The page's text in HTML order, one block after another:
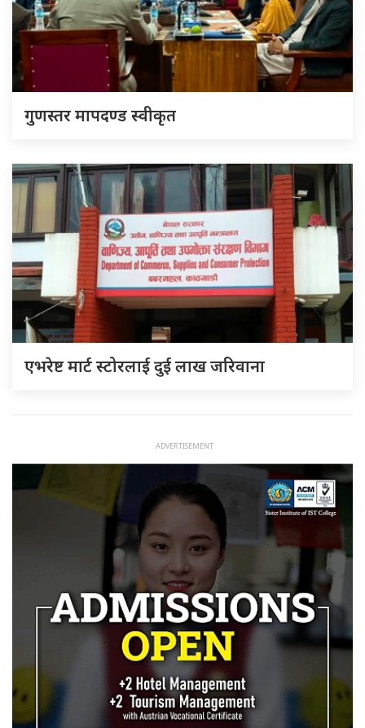
गुणस्तर मापदण्ड स्वीकृत
एभरेष्ट मार्ट स्टोरलाई दुई लाख जरिवाना